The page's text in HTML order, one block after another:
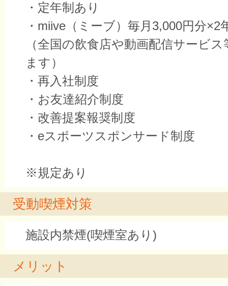
・定年制あり
・miive（ミーブ）毎月3,000円分×2
（全国の飲食店や動画配信サービ
ます）
・再入社制度
・お友達紹介制度
・改善提案報奨制度
・eスポーツスポンサード制度
※規定あり
受動喫煙対策
施設内禁煙(喫煙室あり)
メリット